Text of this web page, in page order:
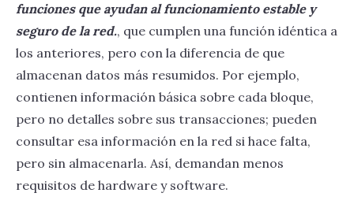
funciones que ayudan al funcionamiento estable y
seguro de la red., que cumplen una función idéntica a
los anteriores, pero con la diferencia de que
almacenan datos más resumidos. Por ejemplo,
contienen información básica sobre cada bloque,
pero no detalles sobre sus transacciones; pueden
consultar esa información en la red si hace falta,
pero sin almacenarla. Así, demandan menos
requisitos de hardware y software.